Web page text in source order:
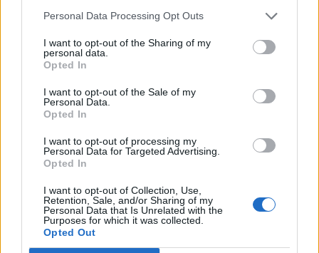
Personal Data Processing Opt Outs
I want to opt-out of the Sharing of my
personal data.
Opted In
I want to opt-out of the Sale of my
Personal Data.
Opted In
I want to opt-out of processing my
Personal Data for Targeted Advertising.
Opted In
I want to opt-out of Collection, Use,
Retention, Sale, and/or Sharing of my
Personal Data that Is Unrelated with the
Purposes for which it was collected.
Opted Out
18η συνεχόμενη χρονιά για τον ΟΤΕ στη διεθνή σειρά δεικτών
πύλες του σε όλους